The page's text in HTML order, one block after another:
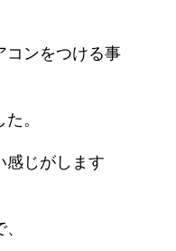
コンをつける事
。
感じがします